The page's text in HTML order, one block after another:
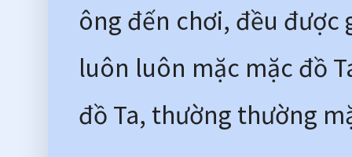
ông đến chơi, đều được
luôn luôn mặc mặc đồ
đồ Ta, thường thường